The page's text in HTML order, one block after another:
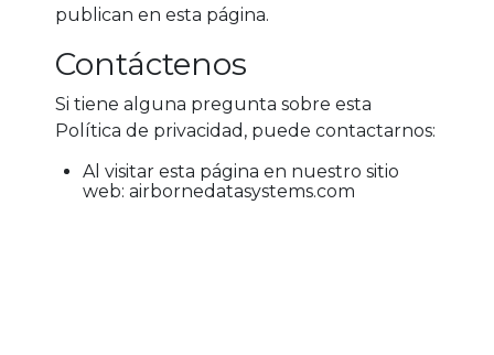
publican en esta página.
Contáctenos
Si tiene alguna pregunta sobre esta
Política de privacidad, puede contactarnos:
Al visitar esta página en nuestro sitio
web: airbornedatasystems.com